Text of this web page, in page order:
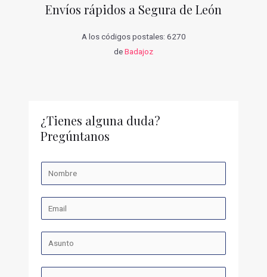
Envíos rápidos a Segura de León
A los códigos postales: 6270
deBadajoz
¿Tienes alguna duda?
Pregúntanos